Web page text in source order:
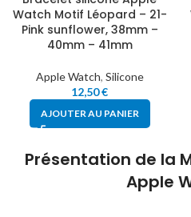
Watch Motif Léopard – 21-
Pink sunflower, 38mm –
40mm – 41mm
Apple Watch, Silicone
12,50€
AJOUTER AU PANIER
Présentation de la
Apple